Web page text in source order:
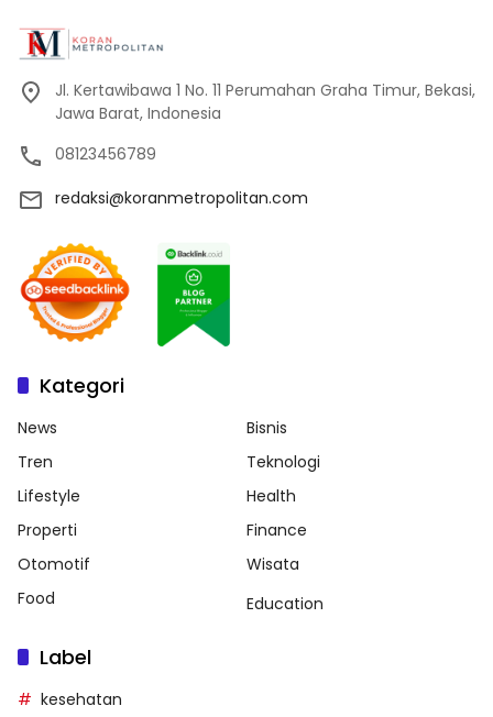
Jl. Kertawibawa 1 No. 11 Perumahan Graha Timur, Bekasi,
Jawa Barat, Indonesia
08123456789
redaksi@koranmetropolitan.com
Kategori
News
Bisnis
Tren
Teknologi
Lifestyle
Health
Properti
Finance
Otomotif
Wisata
Food
Education
Label
kesehatan